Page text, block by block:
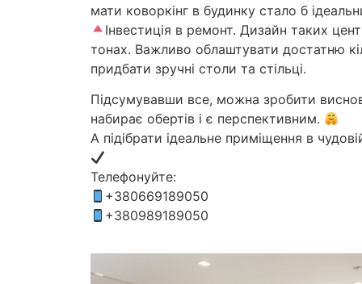
мати коворкінг в будинку стало б
Інвестиція в ремонт. Дизайн таких
тонах. Важливо облаштувати достатню
придбати зручні столи та стільці.
Підсумувавши все, можна зробити
набирає обертів і є перспективним.
А підібрати ідеальне приміщення в
Телефонуйте:
+380669189050
+380989189050